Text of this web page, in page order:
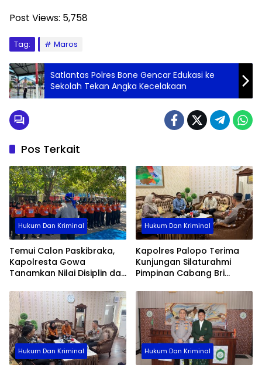
Post Views: 5,758
Tag: Maros
Satlantas Polres Bone Gencar Edukasi ke
Sekolah Tekan Angka Kecelakaan
Pos Terkait
Hukum Dan Kriminal
Temui Calon Paskibraka,
Kapolresta Gowa
Tanamkan Nilai Disiplin dan
Hukum Dan Kriminal
Kapolres Palopo Terima
Kunjungan Silaturahmi
Pimpinan Cabang Bri
Hukum Dan Kriminal Hukum Dan Kriminal